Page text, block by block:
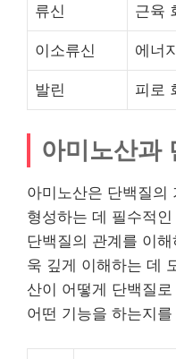
류신 근육
이소류신 에너
발린 피로
아미노산과
아미노산은 단백질의
형성하는 데 필수적
단백질의 관계를 이
욱 깊게 이해하는 데
산이 어떻게 단백질
어떤 기능을 하는지